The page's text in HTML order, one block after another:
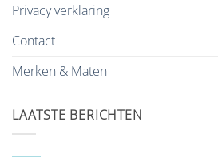
Privacy verklaring
Contact
Merken & Maten
LAATSTE BERICHTEN